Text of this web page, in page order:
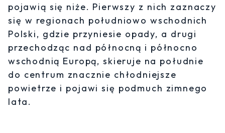
pojawią się niże. Pierwszy z nich zaznaczy
się w regionach południowo wschodnich
Polski, gdzie przyniesie opady, a drugi
przechodząc nad północną i północno
wschodnią Europą, skieruje na południe
do centrum znacznie chłodniejsze
powietrze i pojawi się podmuch zimnego
lata.